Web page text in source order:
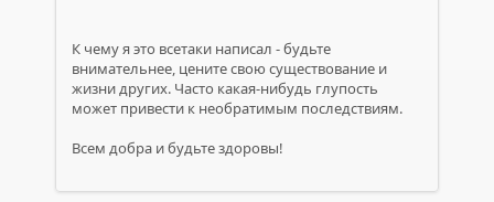
К чему я это всетаки написал - будьте
внимательнее, цените свою существование и
жизни других. Часто какая-нибудь глупость
может привести к необратимым последствиям.
Всем добра и будьте здоровы!